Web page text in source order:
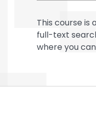
This course is
full-text
where you